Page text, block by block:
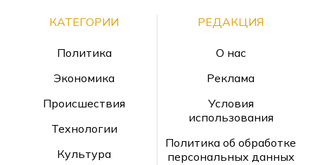
КАТЕГОРИИ
Политика
Экономика
Происшествия
Технологии
Культура
РЕДАКЦИЯ
О нас
Реклама
Условия
использования
Политика об обработке
персональных данных